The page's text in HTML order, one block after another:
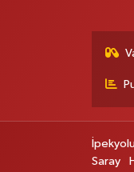
Saray